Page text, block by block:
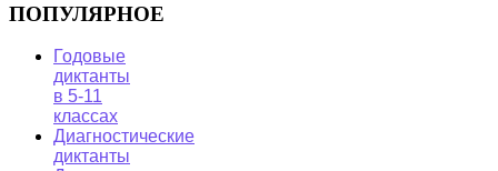
ПОПУЛЯРНОЕ
Годовые
диктанты
в 5-11
классах
Диагностические
диктанты